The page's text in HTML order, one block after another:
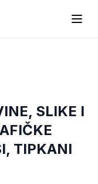
SLIKE I
TIPKANI